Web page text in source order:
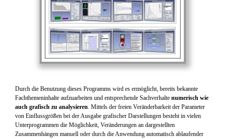
Durch die Benutzung dieses Programms wird es ermöglicht, bereits bekannte
Fachthemeninhalte aufzuarbeiten und entsprechende Sachverhalte numerisch wie
auch grafisch zu analysieren. Mittels der freien Veränderbarkeit der Parameter
von Einflussgrößen bei der Ausgabe grafischer Darstellungen besteht in vielen
Unterprogrammen die Möglichkeit, Veränderungen an dargestellten
Zusammenhängen manuell oder durch die Anwendung automatisch ablaufender